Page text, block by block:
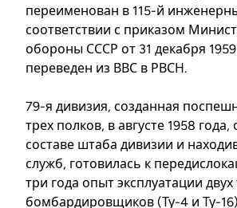
переименован в 115-й
соответствии с приказом
обороны СССР от 31 декабря
переведен из ВВС в РВСН.
79-я дивизия, созданная
трех полков, в августе 1958
составе штаба дивизии и
служб, готовилась к
три года опыт эксплуатации
бомбардировщиков (Ту-4 и Ту-